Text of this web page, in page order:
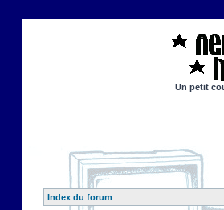
Un petit
Index du forum